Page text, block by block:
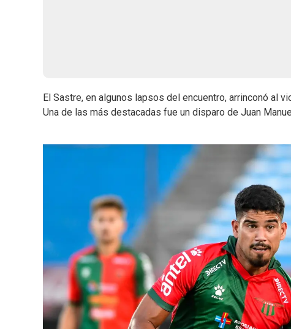
El Sastre, en algunos lapsos del encuentro, arrinconó al
Una de las más destacadas fue un disparo de Juan